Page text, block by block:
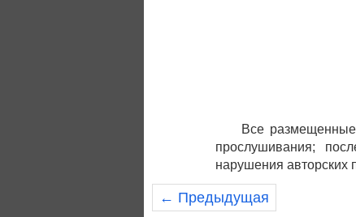
Все размещенные
прослушивания;
нарушения авторских
← Предыдущая